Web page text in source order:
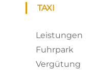
TAXI
Leistungen
Fuhrpark
Vergütung